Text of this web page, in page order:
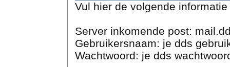
Vul hier de volgende informatie
Server inkomende post:
Gebruikersnaam: je dds
Wachtwoord: je dds